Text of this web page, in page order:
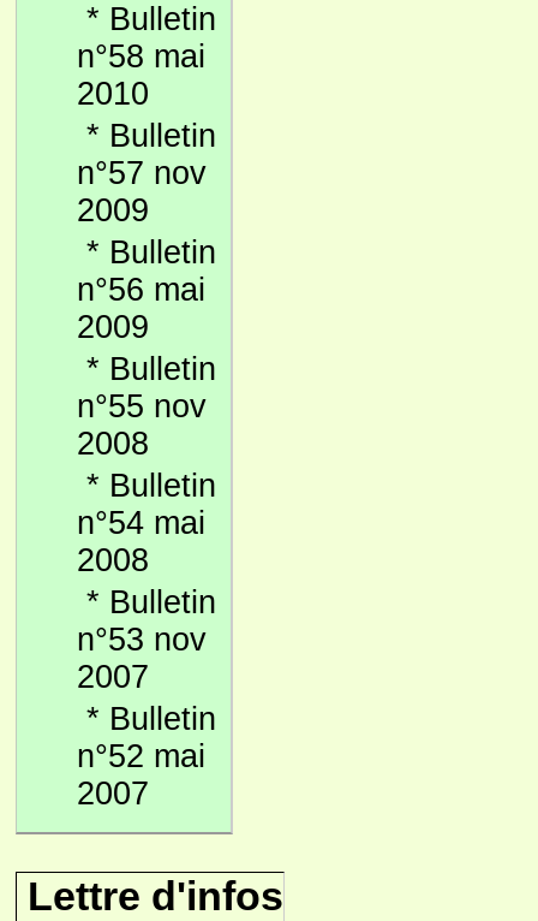
* Bulletin
n°58 mai
2010
* Bulletin
n°57 nov
2009
* Bulletin
n°56 mai
2009
* Bulletin
n°55 nov
2008
* Bulletin
n°54 mai
2008
* Bulletin
n°53 nov
2007
* Bulletin
n°52 mai
2007
Lettre d'infos